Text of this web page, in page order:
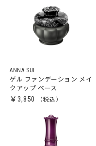
ANNA SUI
ゲル ファンデーション メイ
クアップ ベース
￥3,850